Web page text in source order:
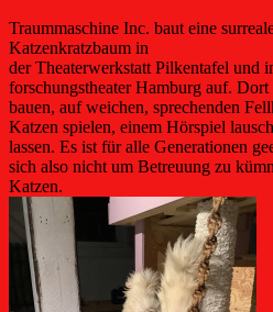
Traummaschine Inc. baut eine
Katzenkratzbaum in
der Theaterwerkstatt Pilkentafel und
forschungstheater Hamburg auf. Dort
bauen, auf weichen, sprechenden
Katzen spielen, einem Hörspiel
lassen. Es ist für alle Generationen
sich also nicht um Betreuung zu
Katzen.